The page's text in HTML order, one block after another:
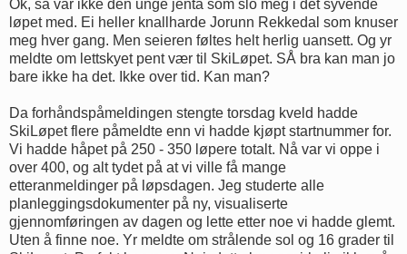
Ok, så var ikke den unge jenta som slo meg i det syvende
løpet med. Ei heller knallharde Jorunn Rekkedal som knuser
meg hver gang. Men seieren føltes helt herlig uansett. Og yr
meldte om lettskyet pent vær til SkiLøpet. SÅ bra kan man jo
bare ikke ha det. Ikke over tid. Kan man?
Da forhåndspåmeldingen stengte torsdag kveld hadde
SkiLøpet flere påmeldte enn vi hadde kjøpt startnummer for.
Vi hadde håpet på 250 - 350 løpere totalt. Nå var vi oppe i
over 400, og alt tydet på at vi ville få mange
etteranmeldinger på løpsdagen. Jeg studerte alle
planleggingsdokumenter på ny, visualiserte
gjennomføringen av dagen og lette etter noe vi hadde glemt.
Uten å finne noe. Yr meldte om strålende sol og 16 grader til